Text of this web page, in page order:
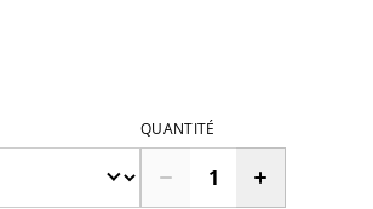
QUANTITÉ